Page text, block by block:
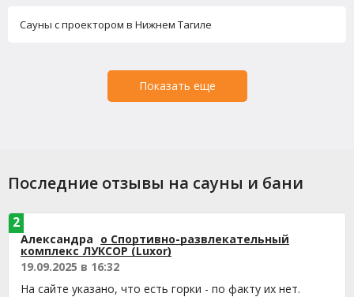
Сауны с проектором в Нижнем Тагиле
Показать еще
Последние отзывы на сауны и бани
Александра о Спортивно-развлекательный
комплекс ЛУКСОР (Luxor)
19.09.2025 в 16:32
На сайте указано, что есть горки - по факту их нет.
2